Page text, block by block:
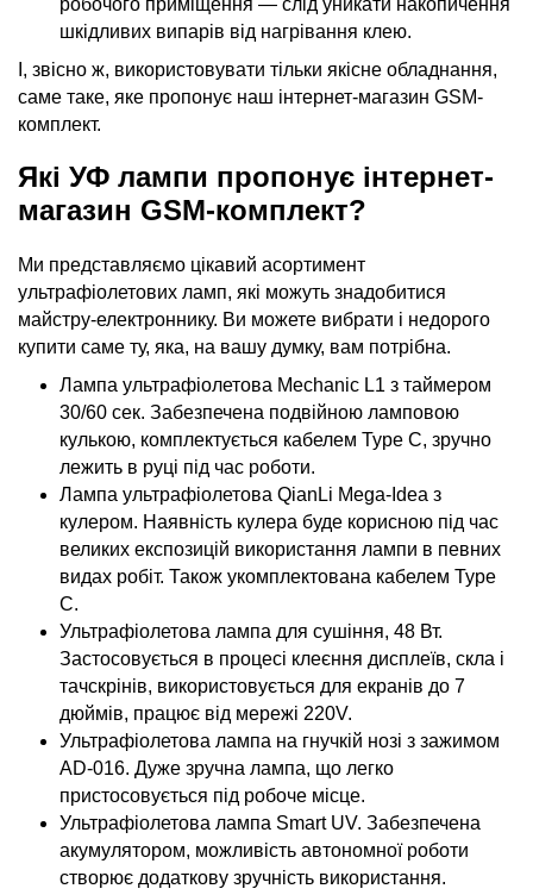
шкідливих випарів від нагрівання клею.
І, звісно ж, використовувати тільки якісне обладнання,
саме таке, яке пропонує наш інтернет-магазин GSM-
комплект.
Які УФ лампи пропонує інтернет-
магазин GSM-комплект?
Ми представляємо цікавий асортимент
ультрафіолетових ламп, які можуть знадобитися
майстру-електроннику. Ви можете вибрати і недорого
купити саме ту, яка, на вашу думку, вам потрібна.
Лампа ультрафіолетова Mechanic L1 з таймером
30/60 сек. Забезпечена подвійною ламповою
кулькою, комплектується кабелем Type C, зручно
лежить в руці під час роботи.
Лампа ультрафіолетова QianLi Mega-Idea з
кулером. Наявність кулера буде корисною під час
великих експозицій використання лампи в певних
видах робіт. Також укомплектована кабелем Type
C.
Ультрафіолетова лампа для сушіння, 48 Вт.
Застосовується в процесі клеєння дисплеїв, скла і
тачскрінів, використовується для екранів до 7
дюймів, працює від мережі 220V.
Ультрафіолетова лампа на гнучкій нозі з зажимом
AD-016. Дуже зручна лампа, що легко
пристосовується під робоче місце.
Ультрафіолетова лампа Smart UV. Забезпечена
акумулятором, можливість автономної роботи
створює додаткову зручність використання.